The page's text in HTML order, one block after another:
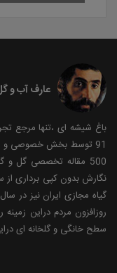
عارف آب و
باغ شیشه ای ،تنها مرجع
91 توسط بخش خصوصی و
500 مقاله تخصصی گل و
نگارش بدون کپی برداری از
روزافزون مردم دراین
سطح خانگی و گلخانه ای